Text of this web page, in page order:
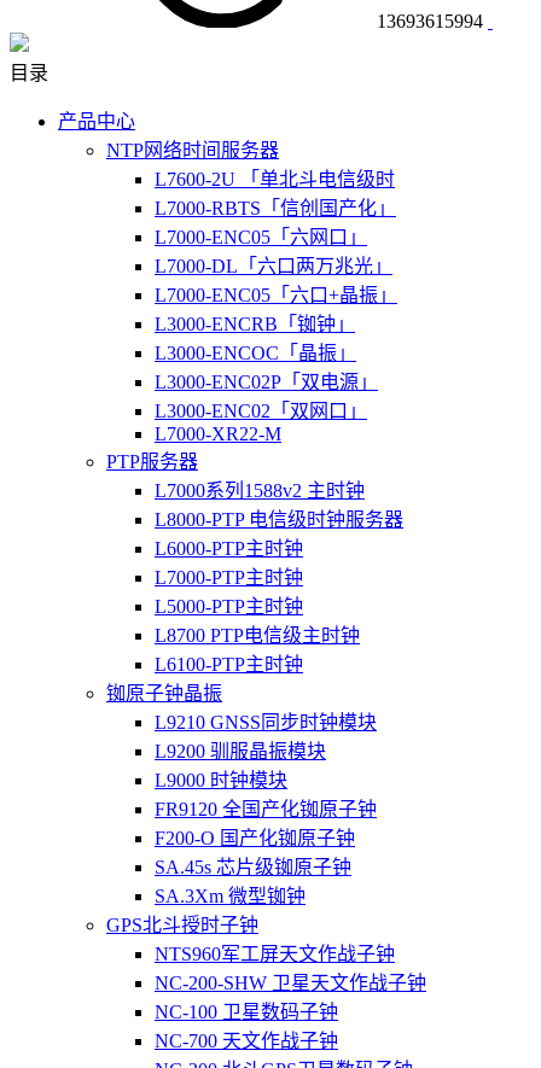
13693615994
目录
产品中心
NTP网络时间服务器
L7600-2U 「单北斗电信级时
L7000-RBTS「信创国产化」
L7000-ENC05「六网口」
L7000-DL「六口两万兆光」
L7000-ENC05「六口+晶振」
L3000-ENCRB「铷钟」
L3000-ENCOC「晶振」
L3000-ENC02P「双电源」
L3000-ENC02「双网口」
L7000-XR22-M
PTP服务器
L7000系列1588v2 主时钟
L8000-PTP 电信级时钟服务器
L6000-PTP主时钟
L7000-PTP主时钟
L5000-PTP主时钟
L8700 PTP电信级主时钟
L6100-PTP主时钟
铷原子钟晶振
L9210 GNSS同步时钟模块
L9200 驯服晶振模块
L9000 时钟模块
FR9120 全国产化铷原子钟
F200-O 国产化铷原子钟
SA.45s 芯片级铷原子钟
SA.3Xm 微型铷钟
GPS北斗授时子钟
NTS960军工屏天文作战子钟
NC-200-SHW 卫星天文作战子钟
NC-100 卫星数码子钟
NC-700 天文作战子钟